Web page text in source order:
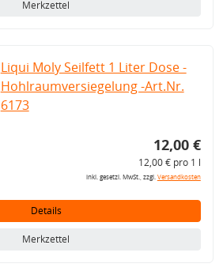
Merkzettel
Liqui Moly Seilfett 1 Liter Dose -
Hohlraumversiegelung -Art.Nr.
6173
12,00 €
12,00 € pro 1 l
inkl. gesetzl. MwSt., zzgl.Versandkosten
Details
Merkzettel